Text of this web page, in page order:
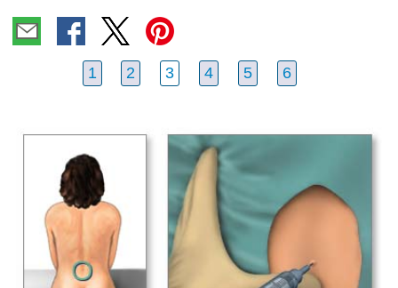
1 2 3 4 5 6